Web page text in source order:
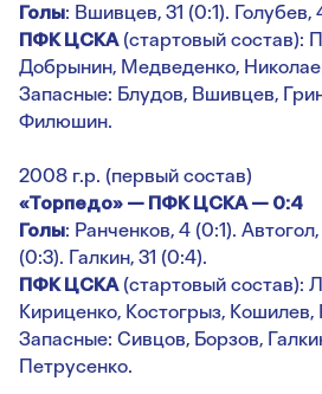
Голы: Вшивцев, 31 (0:1). Голубев,
ПФК ЦСКА(стартовый состав):
Добрынин, Медведенко,
Запасные: Блудов, Вшивцев,
Филюшин.
2008 г.р. (первый состав)
«Торпедо» — ПФК ЦСКА — 0:4
Голы: Ранченков, 4 (0:1).
(0:3). Галкин, 31 (0:4).
ПФК ЦСКА(стартовый состав):
Кириценко, Костогрыз, Кошилев,
Запасные: Сивцов, Борзов,
Петрусенко.